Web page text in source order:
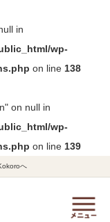
in
wp-
on line 138
on null in
wp-
on line 139
へ